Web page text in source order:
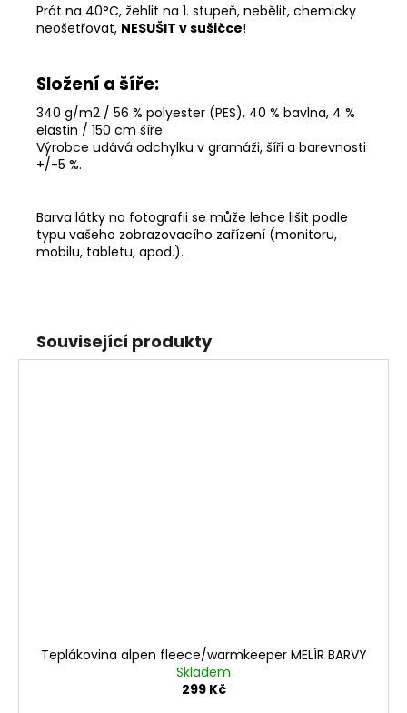
Prát na 40°C, žehlit na 1. stupeň, nebělit, chemicky
neošetřovat, NESUŠIT v sušičce!
Složení a šíře:
340 g/m2 / 56 % polyester (PES), 40 % bavlna, 4 %
elastin / 150 cm šíře
Výrobce udává odchylku v gramáži, šíři a barevnosti
+/-5 %.
Barva látky na fotografii se může lehce lišit podle
typu vašeho zobrazovacího zařízení (monitoru,
mobilu, tabletu, apod.).
Související produkty
Teplákovina alpen fleece/warmkeeper MELÍR BARVY
Skladem
299 Kč